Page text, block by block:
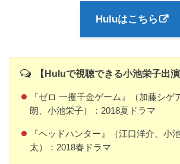
Huluはこちら
【Huluで視聴できる小池栄子出演
『ゼロ 一攫千金ゲーム』（加藤シゲ
朗、小池栄子）：2018夏ドラマ
『ヘッドハンター』（江口洋介、小
太）：2018春ドラマ